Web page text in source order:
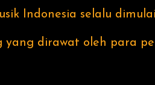
Indonesia selalu
dirawat oleh para